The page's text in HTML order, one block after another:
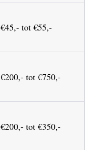
€45,- tot €55,-
€200,- tot €750,-
€200,- tot €350,-